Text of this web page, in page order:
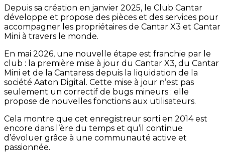
Depuis sa création en janvier 2025, le Club Cantar
développe et propose des pièces et des services pour
accompagner les propriétaires de Cantar X3 et Cantar
Mini à travers le monde.
En mai 2026, une nouvelle étape est franchie par le
club : la première mise à jour du Cantar X3, du Cantar
Mini et de la Cantaress depuis la liquidation de la
société Aaton Digital. Cette mise à jour n’est pas
seulement un correctif de bugs mineurs : elle
propose de nouvelles fonctions aux utilisateurs.
Cela montre que cet enregistreur sorti en 2014 est
encore dans l’ère du temps et qu’il continue
d’évoluer grâce à une communauté active et
passionnée.